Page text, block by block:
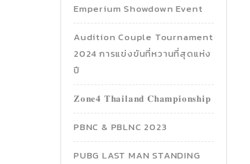
Emperium Showdown Event
Audition Couple Tournament
2024 การแข่งขันที่หวานที่สุดแห่ง
ปี
𝐙𝐨𝐧𝐞𝟒 𝐓𝐡𝐚𝐢𝐥𝐚𝐧𝐝 𝐂𝐡𝐚𝐦𝐩𝐢𝐨𝐧𝐬𝐡𝐢𝐩
PBNC & PBLNC 2023
PUBG LAST MAN STANDING